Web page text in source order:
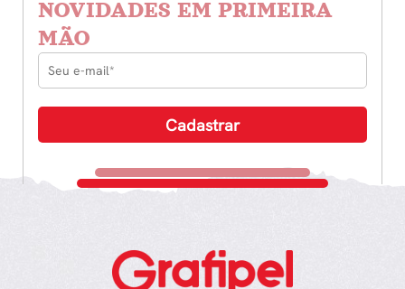
NOVIDADES EM PRIMEIRA
MÃO